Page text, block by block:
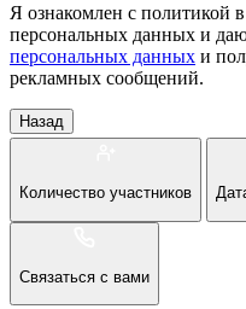
Я ознакомлен с политикой
персональных данных и
персональных данных и
рекламных сообщений.
Назад
Количество участников
Связаться с вами